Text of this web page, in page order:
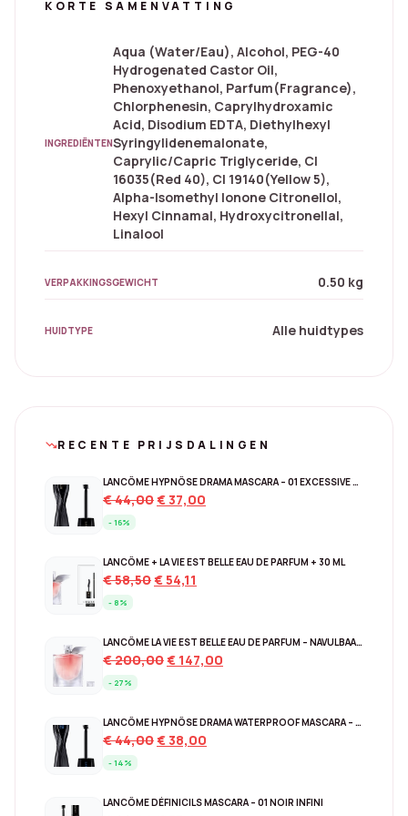
KORTE SAMENVATTING
INGREDIËNTEN
Aqua (Water/Eau), Alcohol, PEG-40
Hydrogenated Castor Oil,
Phenoxyethanol, Parfum(Fragrance),
Chlorphenesin, Caprylhydroxamic
Acid, Disodium EDTA, Diethylhexyl
Syringylidenemalonate,
Caprylic/Capric Triglyceride, CI
16035(Red 40), CI 19140(Yellow 5),
Alpha-Isomethyl Ionone Citronellol,
Hexyl Cinnamal, Hydroxycitronellal,
Linalool
VERPAKKINGSGEWICHT 0.50 kg
HUIDTYPE Alle huidtypes
trending_downRECENTE PRIJSDALINGEN
LANCÔME HYPNÔSE DRAMA MASCARA – 01 EXCESSIVE BLACK
€44,00Original
€37,00
- 16%
LANCÔME + LA VIE EST BELLE EAU DE PARFUM + 30 ML
€58,50Original
€54,11
- 8%
LANCÔME LA VIE EST BELLE EAU DE PARFUM – NAVULBAAR 150 ML
€200,00Original
€ 200,00.
€ 147,00
- 27%
LANCÔME HYPNÔSE DRAMA WATERPROOF MASCARA – EXCESSIVE BLACK
€44,00Original
€ 44,00.
€38,00
- 14%
LANCÔME DÉFINICILS MASCARA – 01 NOIR INFINI